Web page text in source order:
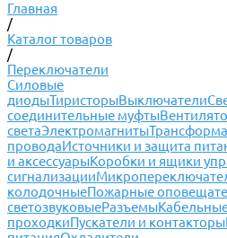
Главная
/
Каталог товаров
/
Переключатели
Силовые
диодыТиристорыВыключатели
соединительные муфты
светаЭлектромагниты
проводаИсточники и защита
и аксессуарыКоробки и ящики
сигнализации
колодочныеПожарные
светозвуковыеРазъемы
проходкиПускатели и контакторы